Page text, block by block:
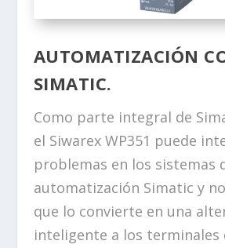
AUTOMATIZACIÓN
SIMATIC.
Como parte integral de
el Siwarex WP351 puede
problemas en los sistemas
automatización Simatic y
que lo convierte en una
inteligente a los terminales